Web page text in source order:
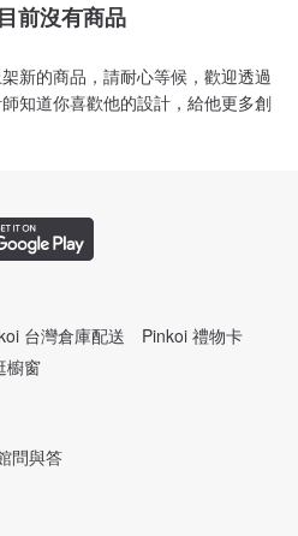
前沒有商品
新的商品，請耐心等候，歡迎透過
知道你喜歡他的設計，給他更多創
台灣倉庫配送
Pinkoi 禮物卡
櫥窗
問與答